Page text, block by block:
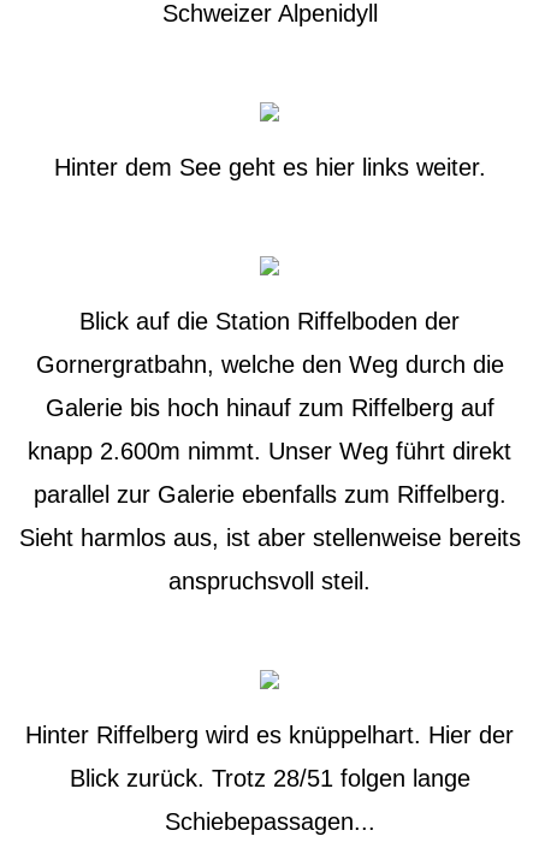
Schweizer Alpenidyll
Hinter dem See geht es hier links weiter.
Blick auf die Station Riffelboden der
Gornergratbahn, welche den Weg durch die
Galerie bis hoch hinauf zum Riffelberg auf
knapp 2.600m nimmt. Unser Weg führt direkt
parallel zur Galerie ebenfalls zum Riffelberg.
Sieht harmlos aus, ist aber stellenweise bereits
anspruchsvoll steil.
Hinter Riffelberg wird es knüppelhart. Hier der
Blick zurück. Trotz 28/51 folgen lange
Schiebepassagen...